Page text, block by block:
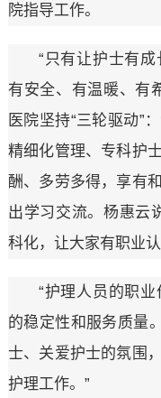
院指导工作。
“只有让护士有
有安全、有温暖、有
医院坚持“三轮驱动”
精细化管理、专科护
酬、多劳多得，享有
出学习交流。杨惠云
科化，让大家有职业
“护理人员的职
的稳定性和服务质量
士、关爱护士的氛围
护理工作。”